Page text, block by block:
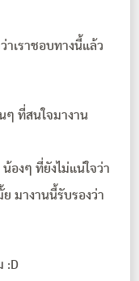
าเราชอบทางนี้แล้ว
ๆ ที่สนใจมางาน
องๆ ที่ยังไม่แน่ใจว่า
ย มางานนี้รับรองว่า
:D